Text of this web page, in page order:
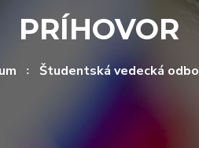
PRÍHOVOR
Študentská vedecká